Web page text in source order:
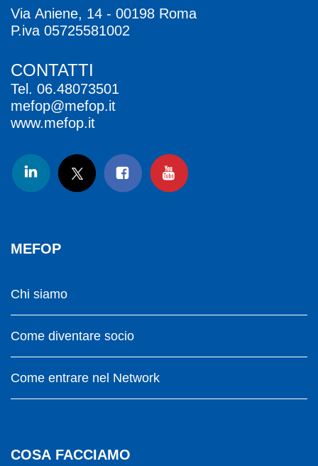
Via Aniene, 14 - 00198 Roma
P.iva 05725581002
CONTATTI
Tel. 06.48073501
mefop@mefop.it
www.mefop.it
MEFOP
Chi siamo
Come diventare socio
Come entrare nel Network
COSA FACCIAMO